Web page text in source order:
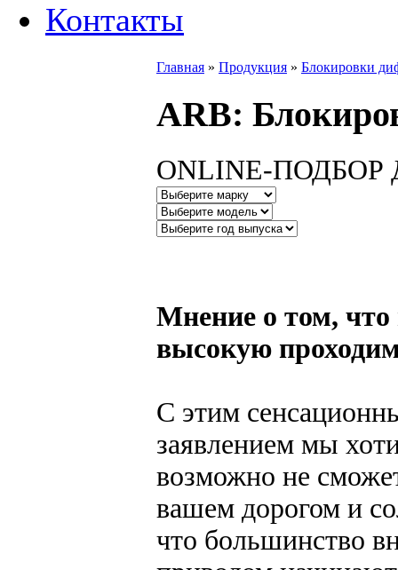
Контакты
Главная » Продукция » Блокировки
ARB:
ONLINE-
Мнение о том, что
высокую
С этим
заявлением мы
возможно не
вашем дорогом и
что большинство